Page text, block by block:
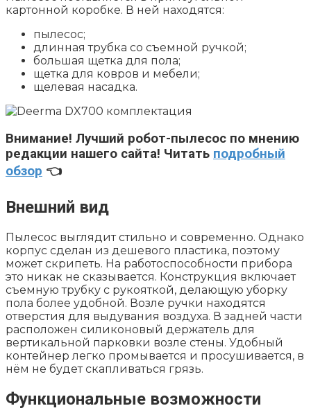
картонной коробке. В ней находятся:
пылесос;
длинная трубка со съемной ручкой;
большая щетка для пола;
щетка для ковров и мебели;
щелевая насадка.
Внимание! Лучший робот-пылесос по мнению
редакции нашего сайта! Читать подробный
обзор 👈
Внешний вид
Пылесос выглядит стильно и современно. Однако
корпус сделан из дешевого пластика, поэтому
может скрипеть. На работоспособности прибора
это никак не сказывается. Конструкция включает
съемную трубку с рукояткой, делающую уборку
пола более удобной. Возле ручки находятся
отверстия для выдувания воздуха. В задней части
расположен силиконовый держатель для
вертикальной парковки возле стены. Удобный
контейнер легко промывается и просушивается, в
нём не будет скапливаться грязь.
Функциональные возможности